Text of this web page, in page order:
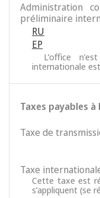
Administration
préliminaire
RU
EP
L’office
internationale
Taxes payables à
Taxe de
Taxe
Cette taxe est
s’appliquent (se